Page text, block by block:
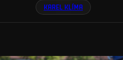
KAREL KLÍMA